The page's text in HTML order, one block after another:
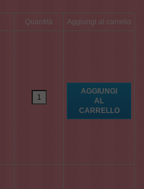
Quantità Aggiungi al carrello